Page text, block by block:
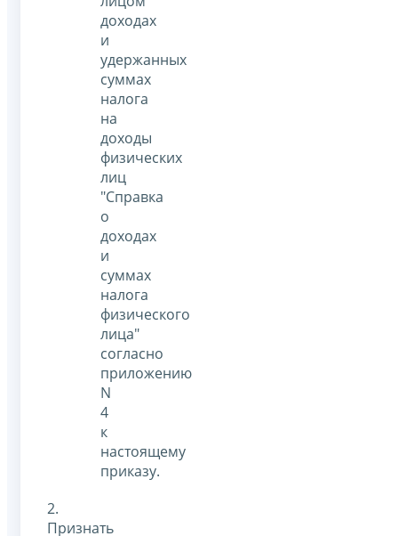
доходах
и
удержанных
суммах
налога
на
доходы
физических
лиц
"Справка
о
доходах
и
суммах
налога
физического
лица"
согласно
приложению
N
4
к
настоящему
приказу.
2.
Признать